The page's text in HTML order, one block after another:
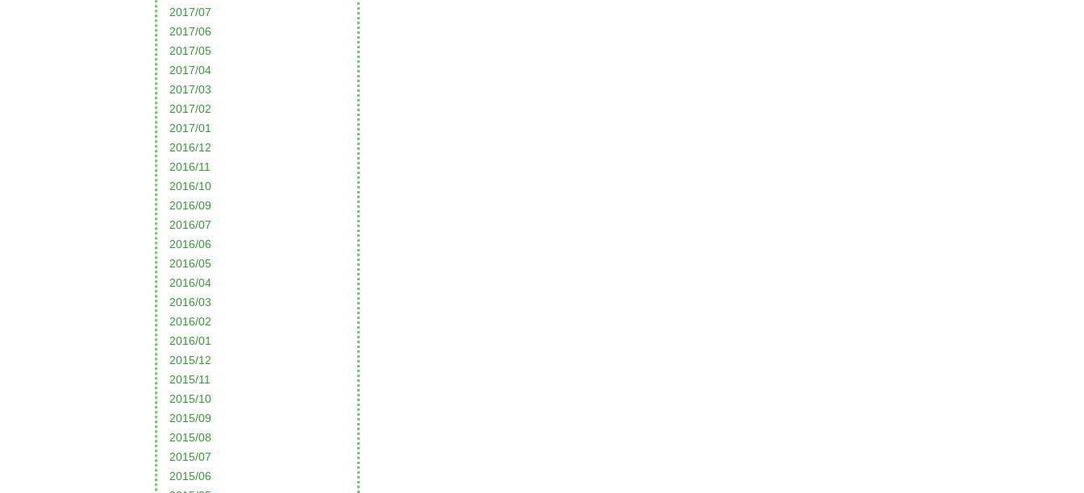
2017/07
2017/06
2017/05
2017/04
2017/03
2017/02
2017/01
2016/12
2016/11
2016/10
2016/09
2016/07
2016/06
2016/05
2016/04
2016/03
2016/02
2016/01
2015/12
2015/11
2015/10
2015/09
2015/08
2015/07
2015/06